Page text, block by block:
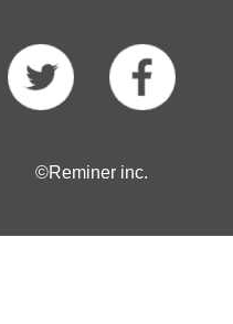
©Reminer inc.